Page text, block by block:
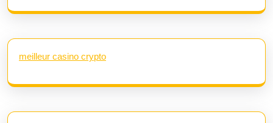
meilleur casino crypto